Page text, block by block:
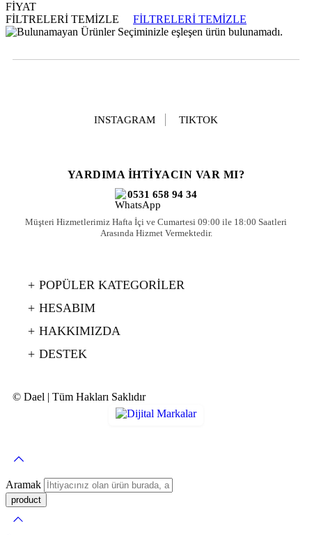
FİYAT
FİLTRELERİ TEMİZLE
FİLTRELERİ TEMİZLE
Seçiminizle eşleşen ürün bulunamadı.
INSTAGRAM TIKTOK
YARDIMA İHTİYACIN VAR MI?
0531 658 94 34
Müşteri Hizmetlerimiz Hafta İçi ve Cumartesi 09:00 ile 18:00 Saatleri
Arasında Hizmet Vermektedir.
POPÜLER KATEGORİLER
HESABIM
HAKKIMIZDA
DESTEK
© Dael | Tüm Hakları Saklıdır
Aramak